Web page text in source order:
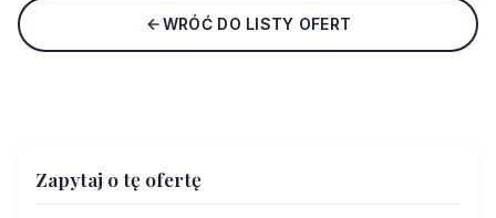
WRÓĆ DO LISTY OFERT
Zapytaj o tę ofertę